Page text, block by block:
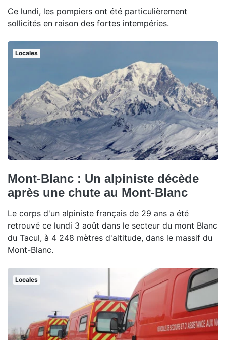
Ce lundi, les pompiers ont été particulièrement
sollicités en raison des fortes intempéries.
Locales
Mont-Blanc : Un alpiniste décède
après une chute au Mont-Blanc
Le corps d'un alpiniste français de 29 ans a été
retrouvé ce lundi 3 août dans le secteur du mont Blanc
du Tacul, à 4 248 mètres d'altitude, dans le massif du
Mont-Blanc.
Locales